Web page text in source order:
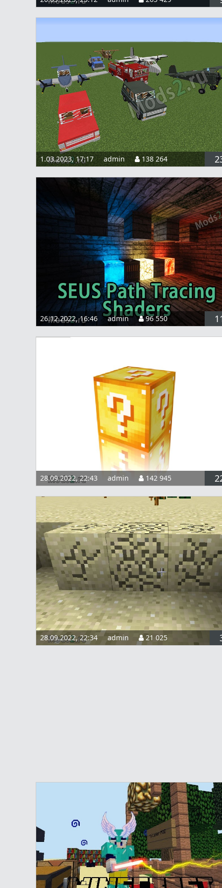
1.03.2023, 17:17 admin 138 264
26.12.2022, 16:46 admin 96 550
28.09.2022, 22:43 admin 142 945
28.09.2022, 22:34 admin 21 025